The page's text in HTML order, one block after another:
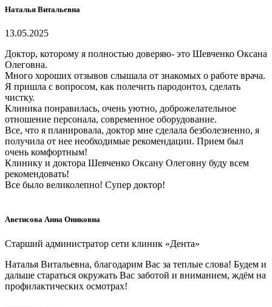
Наталья Витальевна
13.05.2025
Доктор, которому я полностью доверяю- это Шевченко Оксана
Олеговна.
Много хороших отзывов слышала от знакомых о работе врача.
Я пришла с вопросом, как полечить пародонтоз, сделать
чистку.
Клиника понравилась, очень уютно, доброжелательное
отношение персонала, современное оборудование.
Все, что я планировала, доктор мне сделала безболезненно, я
получила от нее необходимые рекомендации. Прием был
очень комфортным!
Клинику и доктора Шевченко Оксану Олеговну буду всем
рекомендовать!
Все было великолепно! Супер доктор!
Аветисова Анна Ониковна
Старший администратор сети клиник «Дента»
Наталья Витальевна, благодарим Вас за теплые слова! Будем и
дальше стараться окружать Вас заботой и вниманием, ждём на
профилактических осмотрах!